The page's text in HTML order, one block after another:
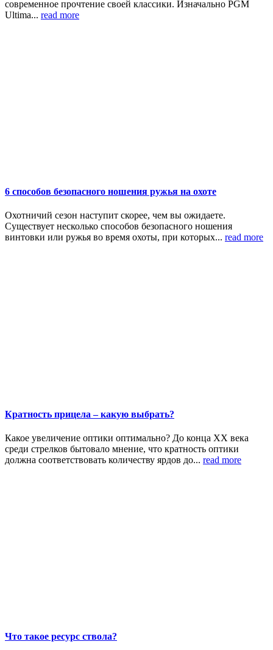
современное прочтение своей классики. Изначально PGM
Ultima... read more
6 способов безопасного ношения ружья на охоте
Охотничий сезон наступит скорее, чем вы ожидаете.
Существует несколько способов безопасного ношения
винтовки или ружья во время охоты, при которых... read more
Кратность прицела – какую выбрать?
Какое увеличение оптики оптимально? До конца ХХ века
среди стрелков бытовало мнение, что кратность оптики
должна соответствовать количеству ярдов до... read more
Что такое ресурс ствола?